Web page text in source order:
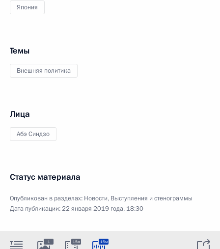
Япония
Темы
Внешняя политика
Лица
Абэ Синдзо
Статус материала
Опубликован в разделах: Новости, Выступления и стенограммы
Дата публикации:22 января 2019 года, 18:30
1 15м 15м